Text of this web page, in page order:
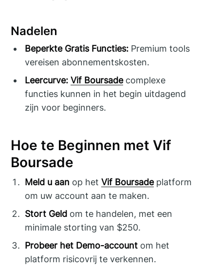
Nadelen
Beperkte Gratis Functies: Premium tools
vereisen abonnementskosten.
Leercurve: Vif Boursadecomplexe
functies kunnen in het begin uitdagend
zijn voor beginners.
Hoe te Beginnen met Vif
Boursade
Meld u aan op hetVif Boursadeplatform
om uw account aan te maken.
Stort Geld om te handelen, met een
minimale storting van $250.
Probeer het Demo-account om het
platform risicovrij te verkennen.